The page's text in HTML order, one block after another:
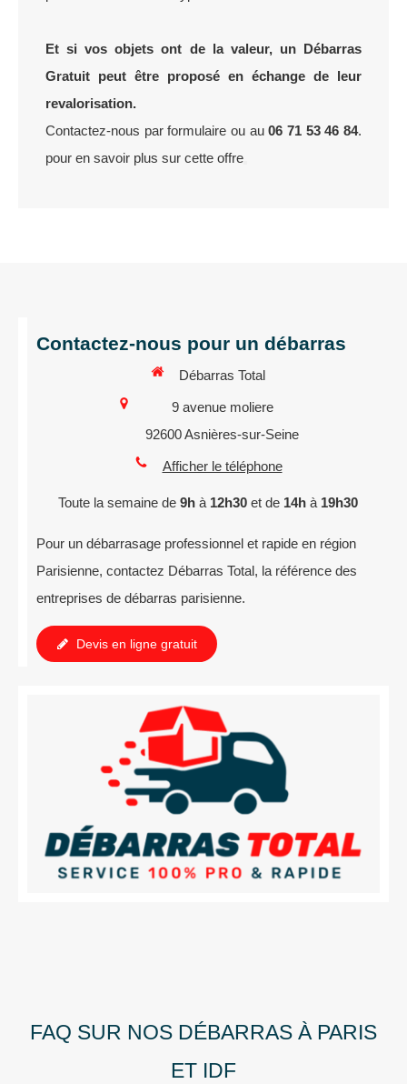
Et si vos objets ont de la valeur,un Débarras
Gratuit peut être proposé en échange de leur
revalorisation.
Contactez-nous par formulaire ou au06 71 53 46 84.
pour en savoir plus sur cette offre
Contactez-nous pour un débarras
Débarras Total
9 avenue moliere
92600Asnières-sur-Seine
Afficher le téléphone
Toute la semaine de 9h à 12h30 et de 14h à 19h30
Pour un débarrasage professionnel et rapide en région
Parisienne, contactez Débarras Total, la référence des
entreprises de débarras parisienne.
Devis en ligne gratuit
FAQ SUR NOS DÉBARRAS À PARIS
ET IDF